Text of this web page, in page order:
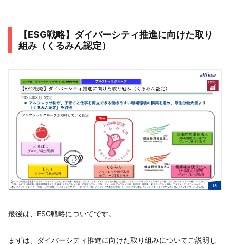
【ESG戦略】ダイバーシティ推進に向けた取り
組み（くるみん認定）
最後は、ESG戦略についてです。
まずは、ダイバーシティ推進に向けた取り組みについてご説明し